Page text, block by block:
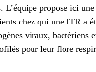
L’équipe propose ici
chez qui une ITR a
viraux,
pour leur flore